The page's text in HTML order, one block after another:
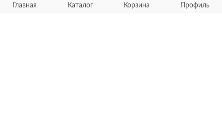
Главная Каталог Корзина Профиль